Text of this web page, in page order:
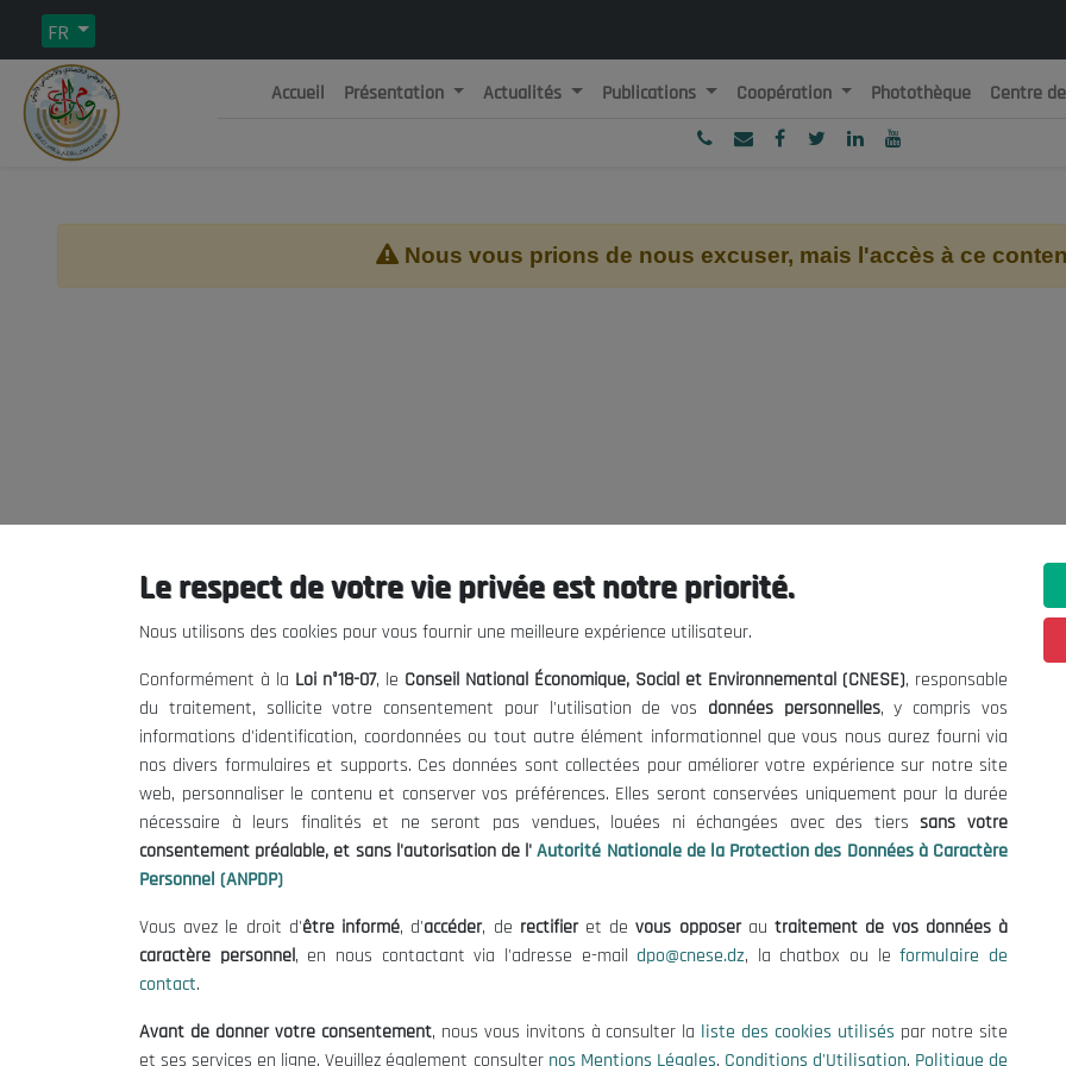
FR
République Algérienne Démocratique et Populaire
Accueil Présentation Actualités Publications Coopération Photothèque Centre
Nous vous prions de nous excuser, mais l'accès à ce
Le CNESE
Le président
Organisation
Publications
Informations utiles
Mentions Légales
Conditions d'Utilisation
Politique de Protection des Données
Politique des Cookies
contact@cnese.dz
Suggestions ou Initiatives ?
Newsletter
Inscrivez-vous, soyez le premier à
nos dernières nouvelles.
Suivez-Nous!
© 2026 Conseil National Économique, Social et Environnemental
Le respect de votre vie privée est notre priorité.
Nous utilisons des cookies pour vous fournir une meilleure expérience utilisateur.
Conformément à la Loi n°18-07, le Conseil National Économique, Social et Environnemental (CNESE), responsable
du traitement, sollicite votre consentement pour l'utilisation de vos données personnelles, y compris vos
informations d'identification, coordonnées ou tout autre élément informationnel que vous nous aurez fourni via
nos divers formulaires et supports. Ces données sont collectées pour améliorer votre expérience sur notre site
web, personnaliser le contenu et conserver vos préférences. Elles seront conservées uniquement pour la durée
nécessaire à leurs finalités et ne seront pas vendues, louées ni échangées avec des tierssans votre
consentement préalable, et sans l'autorisation de l' Autorité Nationale de la Protection des Données à Caractère
Personnel (ANPDP)
Vous avez le droit d'être informé, d'accéder, de rectifieret devous opposerautraitement de vos données à
caractère personnel, en nous contactant via l'adresse e-mail dpo@cnese.dz, la chatbox ou leformulaire de
contact.
Avant de donner votre consentement, nous vous invitons à consulter la liste des cookies utilisés par notre site
et ses services en ligne. Veuillez également consulter nos Mentions Légales, Conditions d'Utilisation, Politique de